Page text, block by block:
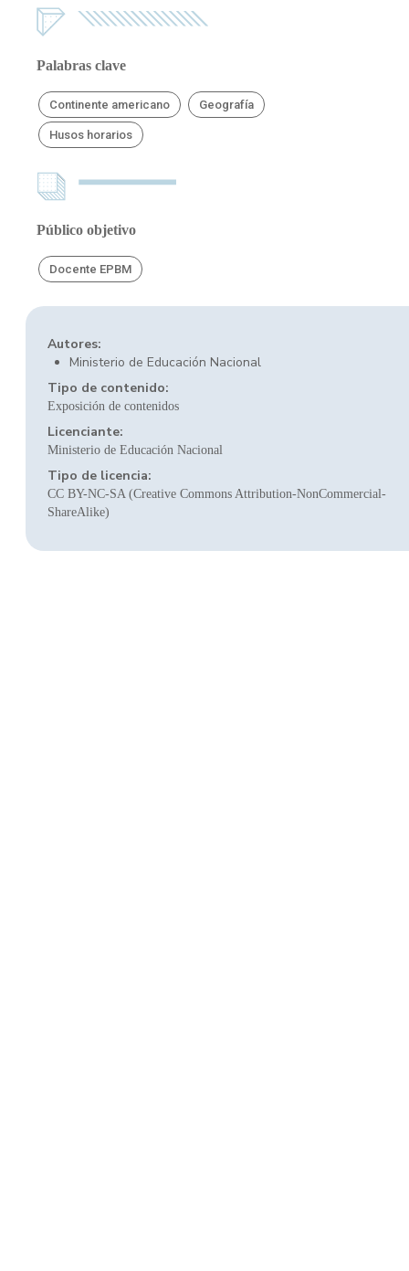
Palabras clave
Continente americano Geografía
Husos horarios
Público objetivo
Docente EPBM
Autores:
Ministerio de Educación Nacional
Tipo de contenido:
Exposición de contenidos
Licenciante:
Ministerio de Educación Nacional
Tipo de licencia:
CC BY-NC-SA (Creative Commons Attribution-NonCommercial-
ShareAlike)